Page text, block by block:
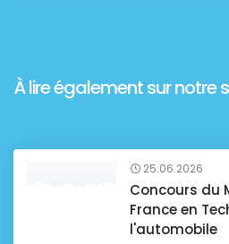
À lire également sur notre
25.06.2026
Concours du
France en
l'automobile